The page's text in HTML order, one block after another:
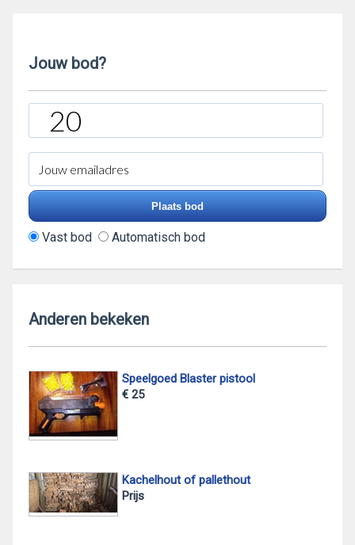
Jouw bod?
Vast bod Automatisch bod
Anderen bekeken
Speelgoed Blaster pistool
€ 25
Kachelhout of pallethout
Prijs